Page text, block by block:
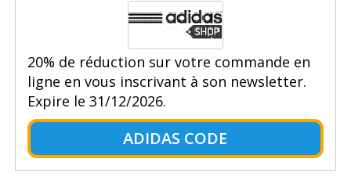
20% de réduction sur votre commande en
ligne en vous inscrivant à son newsletter.
Expire le 31/12/2026.
ADIDAS CODE